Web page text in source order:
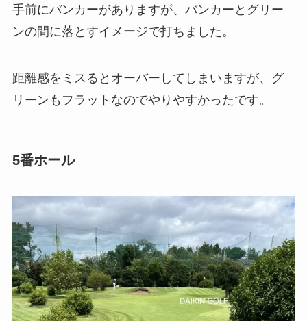
手前にバンカーがありますが、バンカーとグリー
ンの間に落とすイメージで打ちました。
距離感をミスるとオーバーしてしまいますが、グ
リーンもフラットなのでやりやすかったです。
5番ホール